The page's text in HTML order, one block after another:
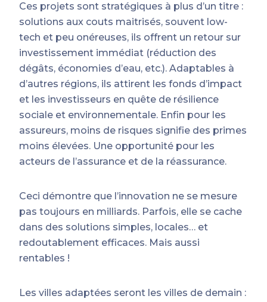
Ces projets sont stratégiques à plus d’un titre :
solutions aux couts maitrisés, souvent low-
tech et peu onéreuses, ils offrent un retour sur
investissement immédiat (réduction des
dégâts, économies d’eau, etc.). Adaptables à
d’autres régions, ils attirent les fonds d’impact
et les investisseurs en quête de résilience
sociale et environnementale. Enfin pour les
assureurs, moins de risques signifie des primes
moins élevées. Une opportunité pour les
acteurs de l’assurance et de la réassurance.
Ceci démontre que l’innovation ne se mesure
pas toujours en milliards. Parfois, elle se cache
dans des solutions simples, locales… et
redoutablement efficaces. Mais aussi
rentables !
Les villes adaptées seront les villes de demain :